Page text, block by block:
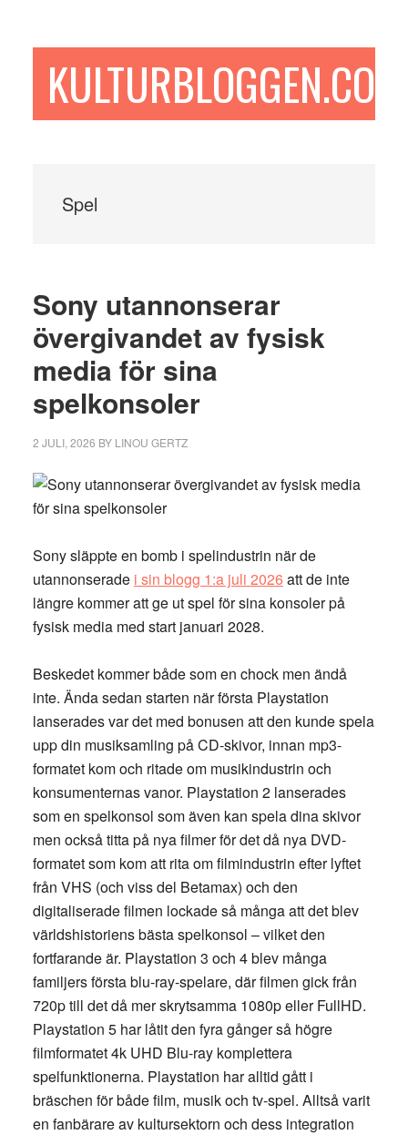
sidofältetKULTURBLOGGEN.COM
Spel
Sony utannonserar
övergivandet av fysisk
media för sina
spelkonsoler
2 JULI, 2026 BY LINOU GERTZ
Sony släppte en bomb i spelindustrin när de
utannonserade i sin blogg 1:a juli 2026att de inte
längre kommer att ge ut spel för sina konsoler på
fysisk media med start januari 2028.
Beskedet kommer både som en chock men ändå
inte. Ända sedan starten när första Playstation
lanserades var det med bonusen att den kunde spela
upp din musiksamling på CD-skivor, innan mp3-
formatet kom och ritade om musikindustrin och
konsumenternas vanor. Playstation 2 lanserades
som en spelkonsol som även kan spela dina skivor
men också titta på nya filmer för det då nya DVD-
formatet som kom att rita om filmindustrin efter lyftet
från VHS (och viss del Betamax) och den
digitaliserade filmen lockade så många att det blev
världshistoriens bästa spelkonsol – vilket den
fortfarande är. Playstation 3 och 4 blev många
familjers första blu-ray-spelare, där filmen gick från
720p till det då mer skrytsamma 1080p eller FullHD.
Playstation 5 har låtit den fyra gånger så högre
filmformatet 4k UHD Blu-ray komplettera
spelfunktionerna. Playstation har alltid gått i
bräschen för både film, musik och tv-spel. Alltså varit
en fanbärare av kultursektorn och dess integration